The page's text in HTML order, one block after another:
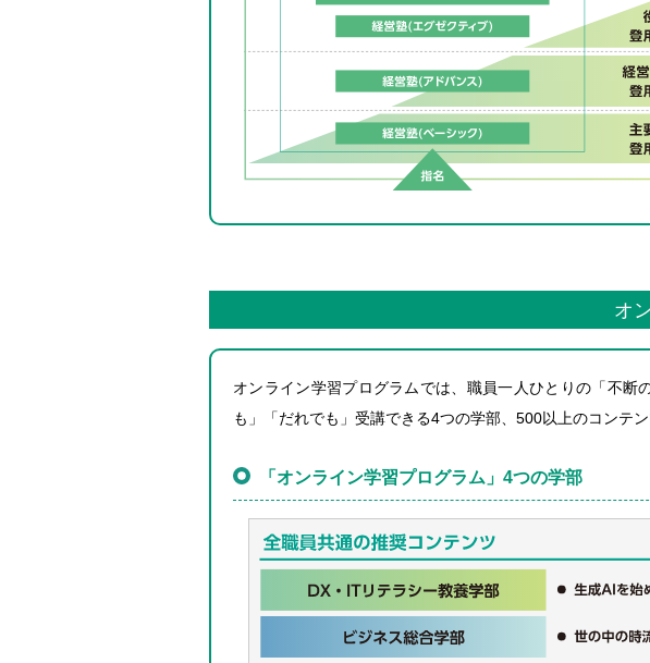
オ
オンライン学習プログラムでは、職員一人ひとりの「不
も」「だれでも」受講できる4つの学部、500以上のコンテン
「オンライン学習プログラム」4つの学部